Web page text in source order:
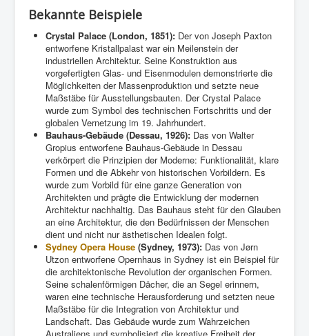
Bekannte Beispiele
Crystal Palace (London, 1851): Der von Joseph Paxton
entworfene Kristallpalast war ein Meilenstein der
industriellen Architektur. Seine Konstruktion aus
vorgefertigten Glas- und Eisenmodulen demonstrierte die
Möglichkeiten der Massenproduktion und setzte neue
Maßstäbe für Ausstellungsbauten. Der Crystal Palace
wurde zum Symbol des technischen Fortschritts und der
globalen Vernetzung im 19. Jahrhundert.
Bauhaus-Gebäude (Dessau, 1926): Das von Walter
Gropius entworfene Bauhaus-Gebäude in Dessau
verkörpert die Prinzipien der Moderne: Funktionalität, klare
Formen und die Abkehr von historischen Vorbildern. Es
wurde zum Vorbild für eine ganze Generation von
Architekten und prägte die Entwicklung der modernen
Architektur nachhaltig. Das Bauhaus steht für den Glauben
an eine Architektur, die den Bedürfnissen der Menschen
dient und nicht nur ästhetischen Idealen folgt.
Sydney Opera House (Sydney, 1973): Das von Jørn
Utzon entworfene Opernhaus in Sydney ist ein Beispiel für
die architektonische Revolution der organischen Formen.
Seine schalenförmigen Dächer, die an Segel erinnern,
waren eine technische Herausforderung und setzten neue
Maßstäbe für die Integration von Architektur und
Landschaft. Das Gebäude wurde zum Wahrzeichen
Australiens und symbolisiert die kreative Freiheit der